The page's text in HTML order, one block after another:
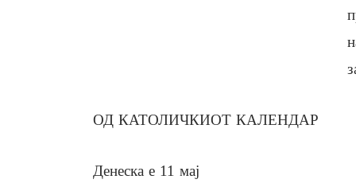
ОД КАТОЛИЧКИОТ КАЛЕНДАР
Денеска е 11 мај